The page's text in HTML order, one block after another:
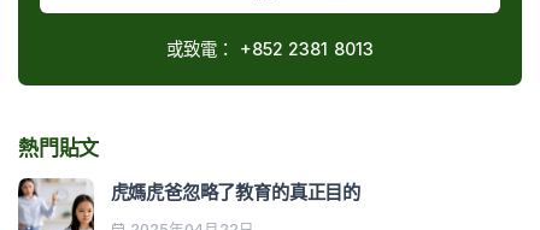
或致電： +852 2381 8013
熱門貼文
虎媽虎爸忽略了教育的真正目的